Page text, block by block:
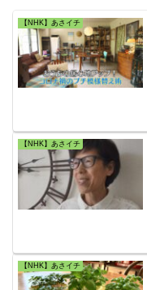
【NHK】あさイチ
【NHK】あさイチ
【NHK】あさイチ